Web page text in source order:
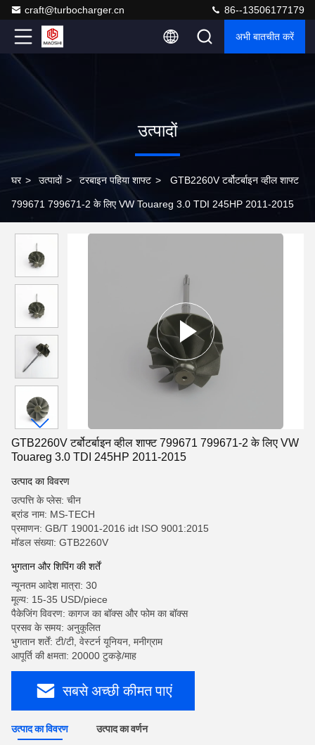
craft@turbocharger.cn 86--13506177179
अभी बातचीत करें
उत्पादों
घर > उत्पादों > टरबाइन पहिया शाफ्ट > GTB2260V टर्बोटर्बाइन व्हील शाफ्ट
799671 799671-2 के लिए VW Touareg 3.0 TDI 245HP 2011-2015
GTB2260V टर्बोटर्बाइन व्हील शाफ्ट 799671 799671-2 के लिए VW
Touareg 3.0 TDI 245HP 2011-2015
उत्पाद का विवरण
उत्पत्ति के प्लेस: चीन
ब्रांड नाम: MS-TECH
प्रमाणन: GB/T 19001-2016 idt ISO 9001:2015
मॉडल संख्या: GTB2260V
भुगतान और शिपिंग की शर्तें
न्यूनतम आदेश मात्रा: 30
मूल्य: 15-35 USD/piece
पैकेजिंग विवरण: कागज का बॉक्स और फोम का बॉक्स
प्रसव के समय: अनुकूलित
भुगतान शर्तें: टी/टी, वेस्टर्न यूनियन, मनीग्राम
आपूर्ति की क्षमता: 20000 टुकड़े/माह
सबसे अच्छी कीमत पाएं
उत्पाद का विवरण उत्पाद का वर्णन